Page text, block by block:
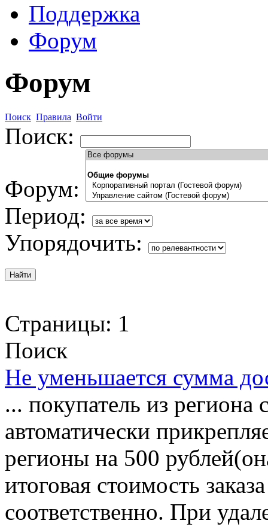
Поддержка
Форум
Форум
Поиск Правила Войти
Поиск:
Форум:
Период:
Упорядочить:
Страницы: 1
Поиск
Не уменьшается сумма
... покупатель из региона
автоматически
регионы на 500
итоговая стоимость
соответственно. При